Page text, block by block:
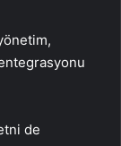
de